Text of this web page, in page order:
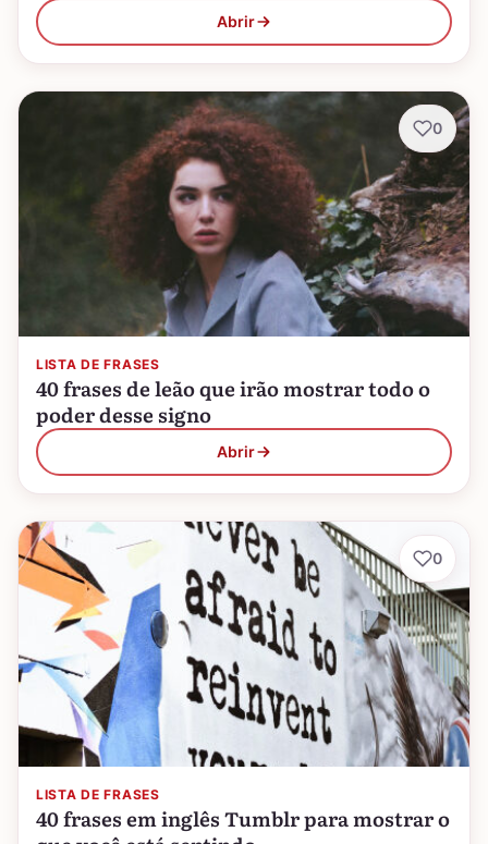
Abrir
LISTA DE FRASES
40 frases de leão que irão mostrar todo o
poder desse signo
Abrir
0
LISTA DE FRASES
40 frases em inglês Tumblr para mostrar o
0